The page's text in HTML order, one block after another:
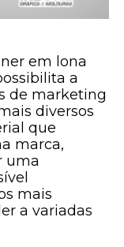
em lona
a
de marketing
diversos
que
marca,
uma
mais
a variadas